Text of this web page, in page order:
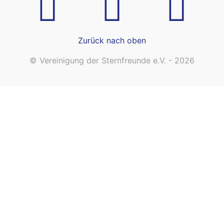
Zurück nach oben
© Vereinigung der Sternfreunde e.V. - 2026